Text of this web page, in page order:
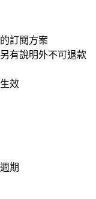
訂閱方案
有說明外不可退款
效
期